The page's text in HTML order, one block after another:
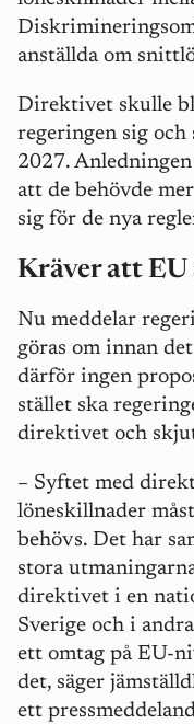
anställda om
Direktivet skulle
regeringen sig
2027.
att de behövde
sig för de nya
Kräver att
Nu meddelar
göras om innan
därför ingen
stället ska
direktivet och
– Syftet med
löneskillnader
behövs. Det har
stora
direktivet i en
Sverige och i
ett omtag på EU-
det, säger
ett